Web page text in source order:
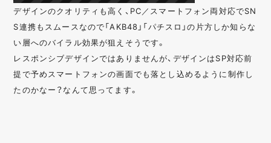
デザインのクオリティも高く、PC／スマートフォン両対応でSN
S連携もスムースなので「AKB48」「パチスロ」の片方しか知らな
い層へのバイラル効果が狙えそうです。
レスポンシブデザインではありませんが、デザインはSP対応前
提で予めスマートフォンの画面でも落とし込めるように制作し
たのかなー？なんて思ってます。